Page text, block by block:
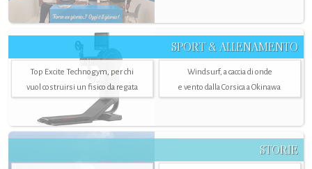
SPORT & ALLENAMENTO
Top Excite Technogym, per chi
vuol costruirsi un fisico da regata
Windsurf, a caccia di onde
e vento dalla Corsica a Okinawa
STORIE